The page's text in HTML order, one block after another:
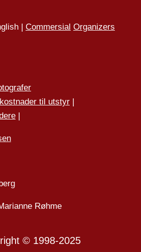
| Commersial Organizers
til utstyr|
e|
Røhme
© 1998-2025